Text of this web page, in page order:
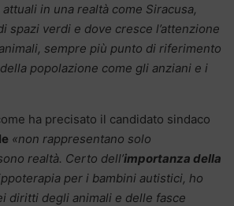
in una realtà come Siracusa,
spazi verdi e dove cresce l’attenzione
sempre più punto di riferimento
popolazione come gli anziani e i
ha precisato il candidato sindaco
«non rappresentano solo
realtà. Certo dell’importanza della
per i bambini autistici, ho
diritti degli animali e delle fasce